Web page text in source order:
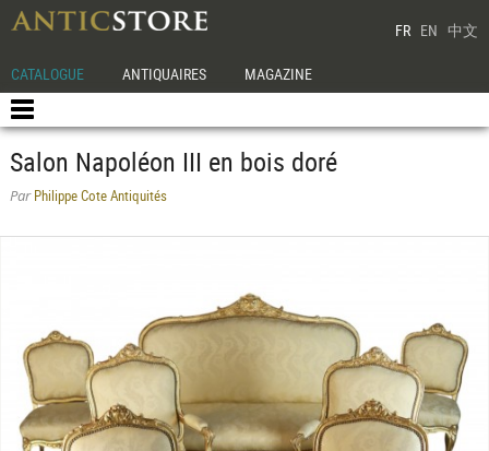
FR EN 中文
CATALOGUE ANTIQUAIRES MAGAZINE
Salon Napoléon III en bois doré
ParPhilippe Cote Antiquités